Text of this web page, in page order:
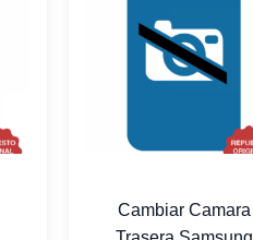
Cambiar Camara